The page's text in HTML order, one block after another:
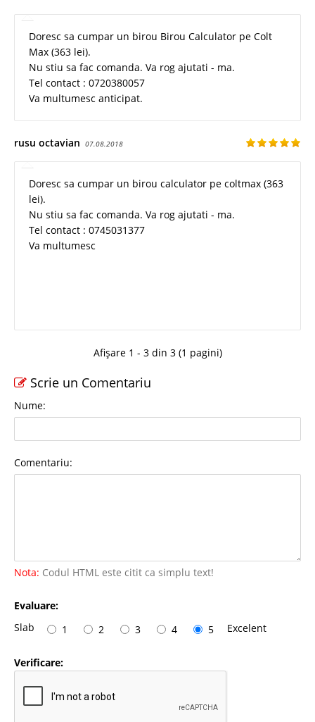
Doresc sa cumpar un birou Birou Calculator pe Colt
Max (363 lei).
Nu stiu sa fac comanda. Va rog ajutati - ma.
Tel contact : 0720380057
Va multumesc anticipat.
rusu octavian 07.08.2018
Doresc sa cumpar un birou calculator pe coltmax (363
lei).
Nu stiu sa fac comanda. Va rog ajutati - ma.
Tel contact : 0745031377
Va multumesc
Afișare 1 - 3 din 3 (1 pagini)
Scrie un Comentariu
Nume:
Comentariu:
Nota: Codul HTML este citit ca simplu text!
Evaluare:
Slab
1 2 3 4 5 Excelent
Verificare: